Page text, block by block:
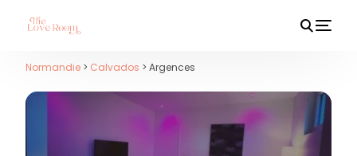
Normandie > Calvados > Argences